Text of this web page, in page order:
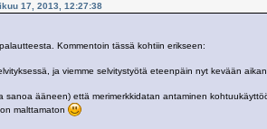
17, 2013, 12:27:38
Kommentoin tässä kohtiin erikseen:
ja viemme selvitystyötä eteenpäin nyt kevään
ääneen) että merimerkkidatan antaminen
malttamaton